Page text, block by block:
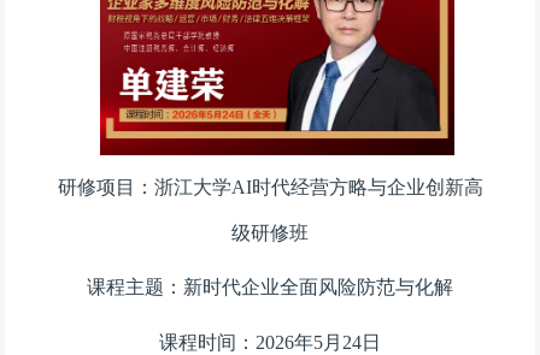
研修项目：浙江大学AI时代经营方略与企业创新高
级研修班
课程主题：新时代企业全面风险防范与化解
课程时间：2026年5月24日